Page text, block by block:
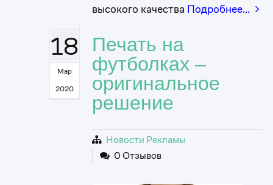
высокого качества Подробнее…
18
Мар
2020
Печать на
футболках –
оригинальное
решение
Новости Рекламы
0 Отзывов